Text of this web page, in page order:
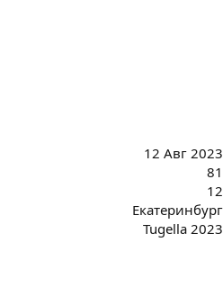
12 Авг 2023
81
12
Екатеринбург
Tugella 2023